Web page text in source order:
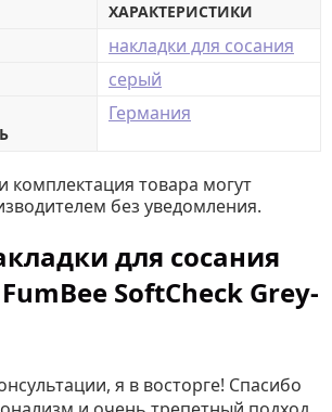
ХАРАКТЕРИСТИКИ
накладки для сосания
серый
Германия
комплектация товара могут
без уведомления.
для сосания
SoftCheck Grey-
я в восторге! Спасибо